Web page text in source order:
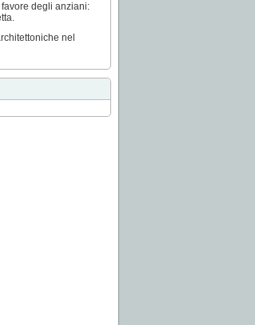
degli anziani:
nel